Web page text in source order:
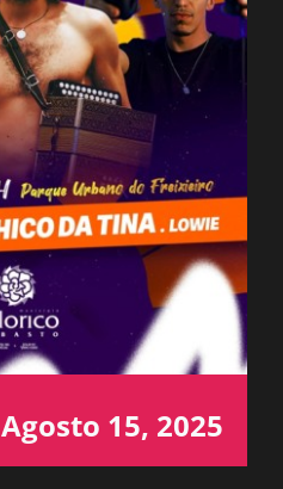
ESPAÇO OUVINTE
CONTACTOS
OUVIR
Agosto 15, 2025